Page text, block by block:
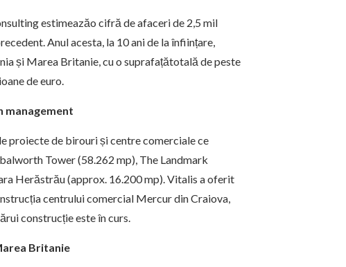
estimeazăo cifră de afaceri de 2,5 mil
Anul acesta, la 10 ani de la înființare,
și Marea Britanie, cu o suprafațătotală de peste
de euro.
management
proiecte de birouri și centre comerciale ce
Tower (58.262 mp), The Landmark
Herăstrău (approx. 16.200 mp). Vitalis a oferit
centrului comercial Mercur din Craiova,
construcție este în curs.
Britanie